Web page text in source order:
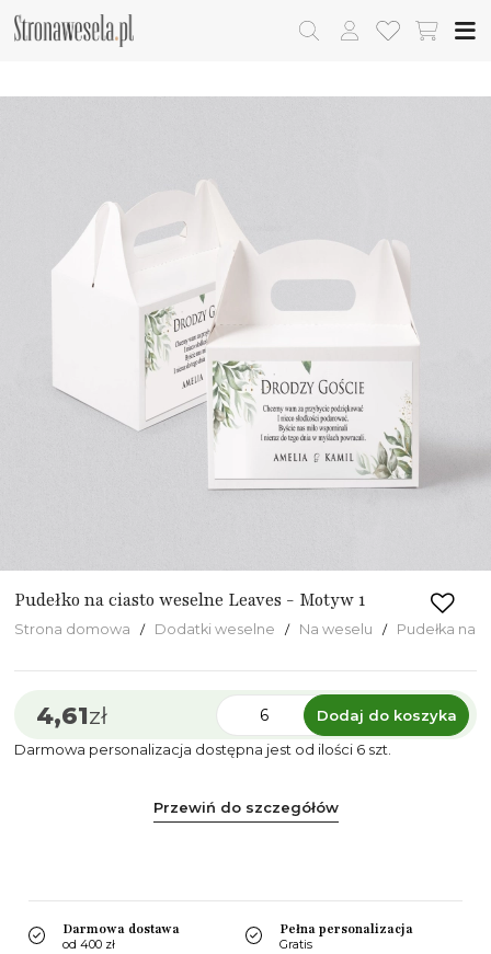
Pudełko na ciasto weselne Leaves - Motyw 1
Strona domowa Dodatki weselne Na weselu Pudełka na
4,61zł
Dodaj do koszyka
Darmowa personalizacja dostępna jest od ilości 6 szt.
Przewiń do szczegółów
Darmowa dostawa
od 400 zł
Pełna personalizacja
Gratis